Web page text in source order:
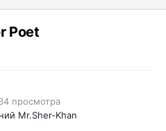
Poet
просмотра
Mr.Sher-Khan